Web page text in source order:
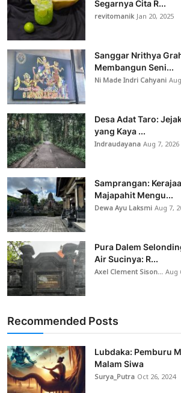
Segarnya Cita R...
revitomanikJan 20, 2025
Sanggar Nrithya
Membangun Seni...
Ni Made Indri Cahyani
Desa Adat Taro:
yang Kaya ...
IndraudayanaAug 7, 2026
Samprangan:
Majapahit Mengu...
Dewa Ayu LaksmiAug 7,
Pura Dalem
Air Sucinya: R...
Axel Clement Sison...Aug
Recommended Posts
Lubdaka: Pemburu
Malam Siwa
Surya_Putra Oct 26, 2024